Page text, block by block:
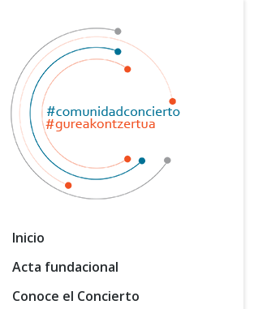
Inicio
Acta fundacional
Conoce el Concierto